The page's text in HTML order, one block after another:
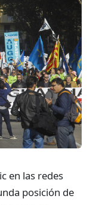
en las redes
posición de